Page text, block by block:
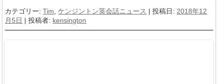
カテゴリー:Tim ,ケンジントン英会話ニュース | 投稿日: 2018年12
月5日 |投稿者: kensington